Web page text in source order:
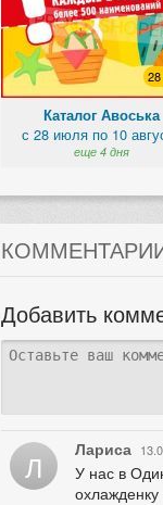
28
Каталог Авоська
с 28 июля по 10
еще 4 дня
Добавить
Л Лариса
У нас в